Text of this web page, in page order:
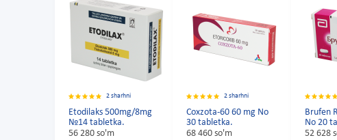
2 sharhni
Etodilaks 500mg/8mg
№14 tabletka.
56 280 so'm
2 sharhni
Coxzota-60 60 mg No
30 tabletka.
68 460 so'm
Brufen
No 20
52 628